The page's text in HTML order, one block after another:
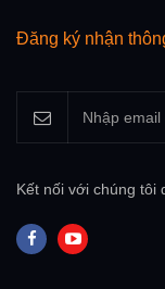
Đăng ký nhận
Kết nối với chúng tôi